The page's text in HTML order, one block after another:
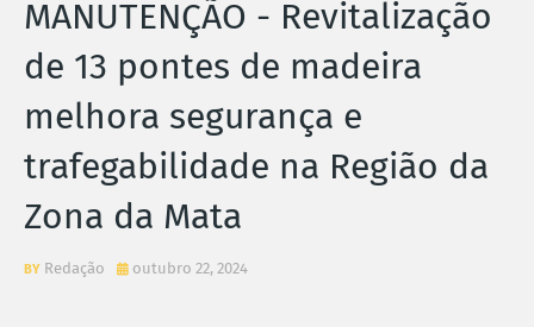
MANUTENÇÃO - Revitalização
de 13 pontes de madeira
melhora segurança e
trafegabilidade na Região da
Zona da Mata
Redação outubro 22, 2024